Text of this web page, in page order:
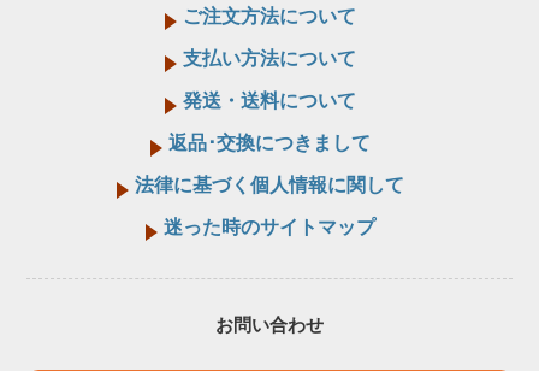
ご注文方法について
支払い方法について
発送・送料について
返品･交換につきまして
法律に基づく個人情報に関して
迷った時のサイトマップ
お問い合わせ